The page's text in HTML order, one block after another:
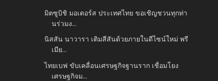
มิตซูบิชิ มอเตอร์ส ประเทศไทย ขอเชิญชวนทุกท่า
นร่วมง...
นิสสัน นาวารา เติมสีสันด้วยภายในดีไซน์ใหม่ พรี
เมีย...
ไทยเบฟ ขับเคลื่อนเศรษฐกิจฐานราก เชื่อมโยง
เศรษฐกิจม...